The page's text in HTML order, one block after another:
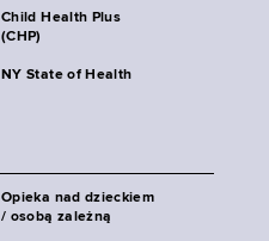
Child Health Plus
(CHP)
NY State of Health
Opieka nad dzieckiem
/ osobą zależną